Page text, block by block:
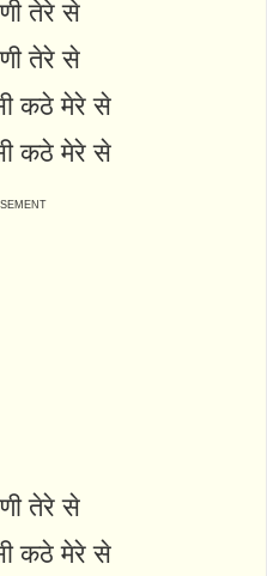
तेरे से
तेरे से
कठे मेरे से
कठे मेरे से
तेरे से
कठे मेरे से